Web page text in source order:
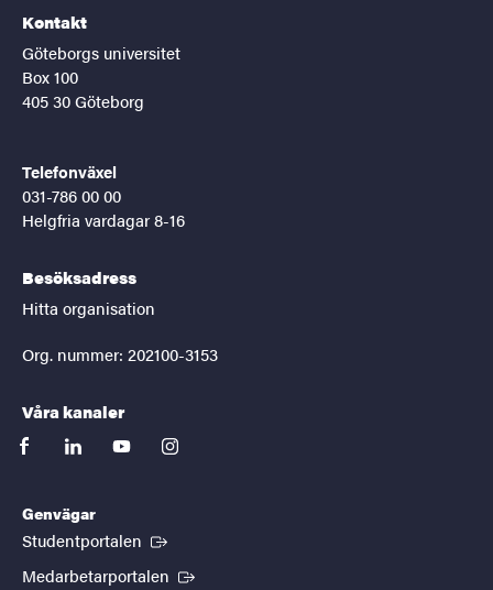
Kontakt
Göteborgs universitet
Box 100
405 30 Göteborg
Telefonväxel
031-786 00 00
Helgfria vardagar 8-16
Besöksadress
Hitta organisation
Org. nummer: 202100-3153
Våra kanaler
facebooklinkedinyoutubeinstagram
Genvägar
Studentportalen (Extern länk)
Medarbetarportalen (Extern länk)